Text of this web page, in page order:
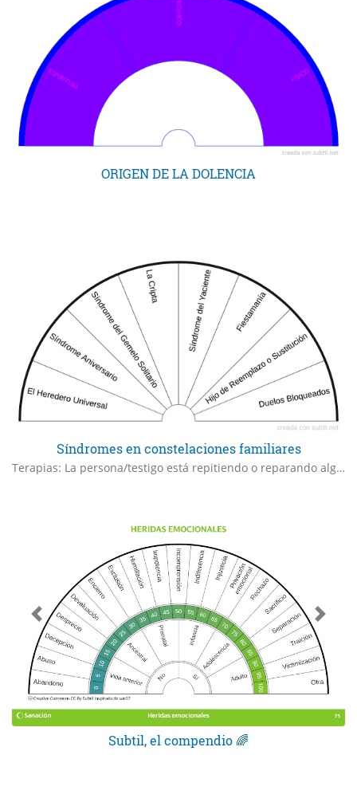
ORIGEN DE LA DOLENCIA
Síndromes en constelaciones familiares
Terapias: La persona/testigo está repitiendo o reparando alguna lealtad con su clan familiar, a través de alguno de estos síndromes?
Subtil, el compendio 🌈